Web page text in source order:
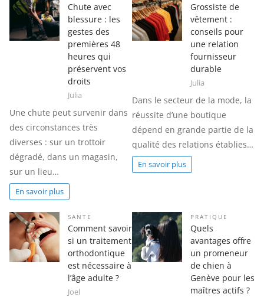
Chute avec
blessure : les
gestes des
premières 48
heures qui
préservent vos
droits
Julia
Une chute peut survenir dans
des circonstances très
diverses : sur un trottoir
dégradé, dans un magasin,
sur un lieu…
En savoir plus
Grossiste de
vêtement :
conseils pour
une relation
fournisseur
durable
Julia
Dans le secteur de la mode, la
réussite d’une boutique
dépend en grande partie de la
qualité des relations établies…
En savoir plus
SANTE
Comment savoir
si un traitement
orthodontique
est nécessaire à
l’âge adulte ?
Joel
PRATIQUE
Quels
avantages offre
un promeneur
de chien à
Genève pour les
maîtres actifs ?